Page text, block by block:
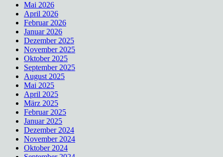
Mai 2026
April 2026
Februar 2026
Januar 2026
Dezember 2025
November 2025
Oktober 2025
September 2025
August 2025
Mai 2025
April 2025
März 2025
Februar 2025
Januar 2025
Dezember 2024
November 2024
Oktober 2024